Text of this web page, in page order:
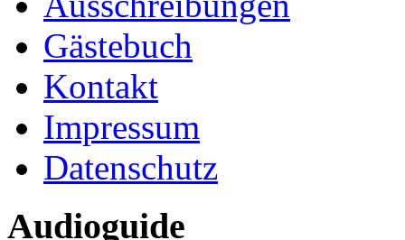
Gästebuch
Kontakt
Impressum
Datenschutz
Audioguide